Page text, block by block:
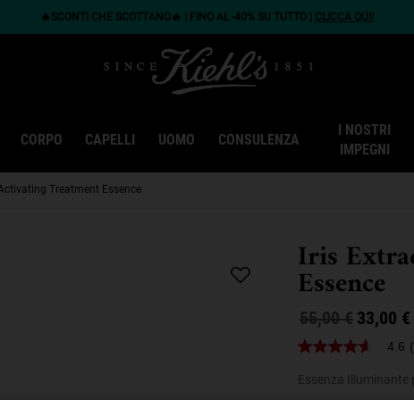
🔥SCONTI CHE SCOTTANO🔥 | FINO AL -40% SU TUTTO | CLICCA QUI!
CORPO CAPELLI UOMO CONSULENZA
I NOSTRI
IMPEGNI
Treatment Essence
Iris
Essence
Old price
55,00 €
New price33,00 €
4.6
su
4.6
Essenza Illuminante